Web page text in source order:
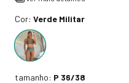
Cor: Verde Militar
tamanho: P 36/38